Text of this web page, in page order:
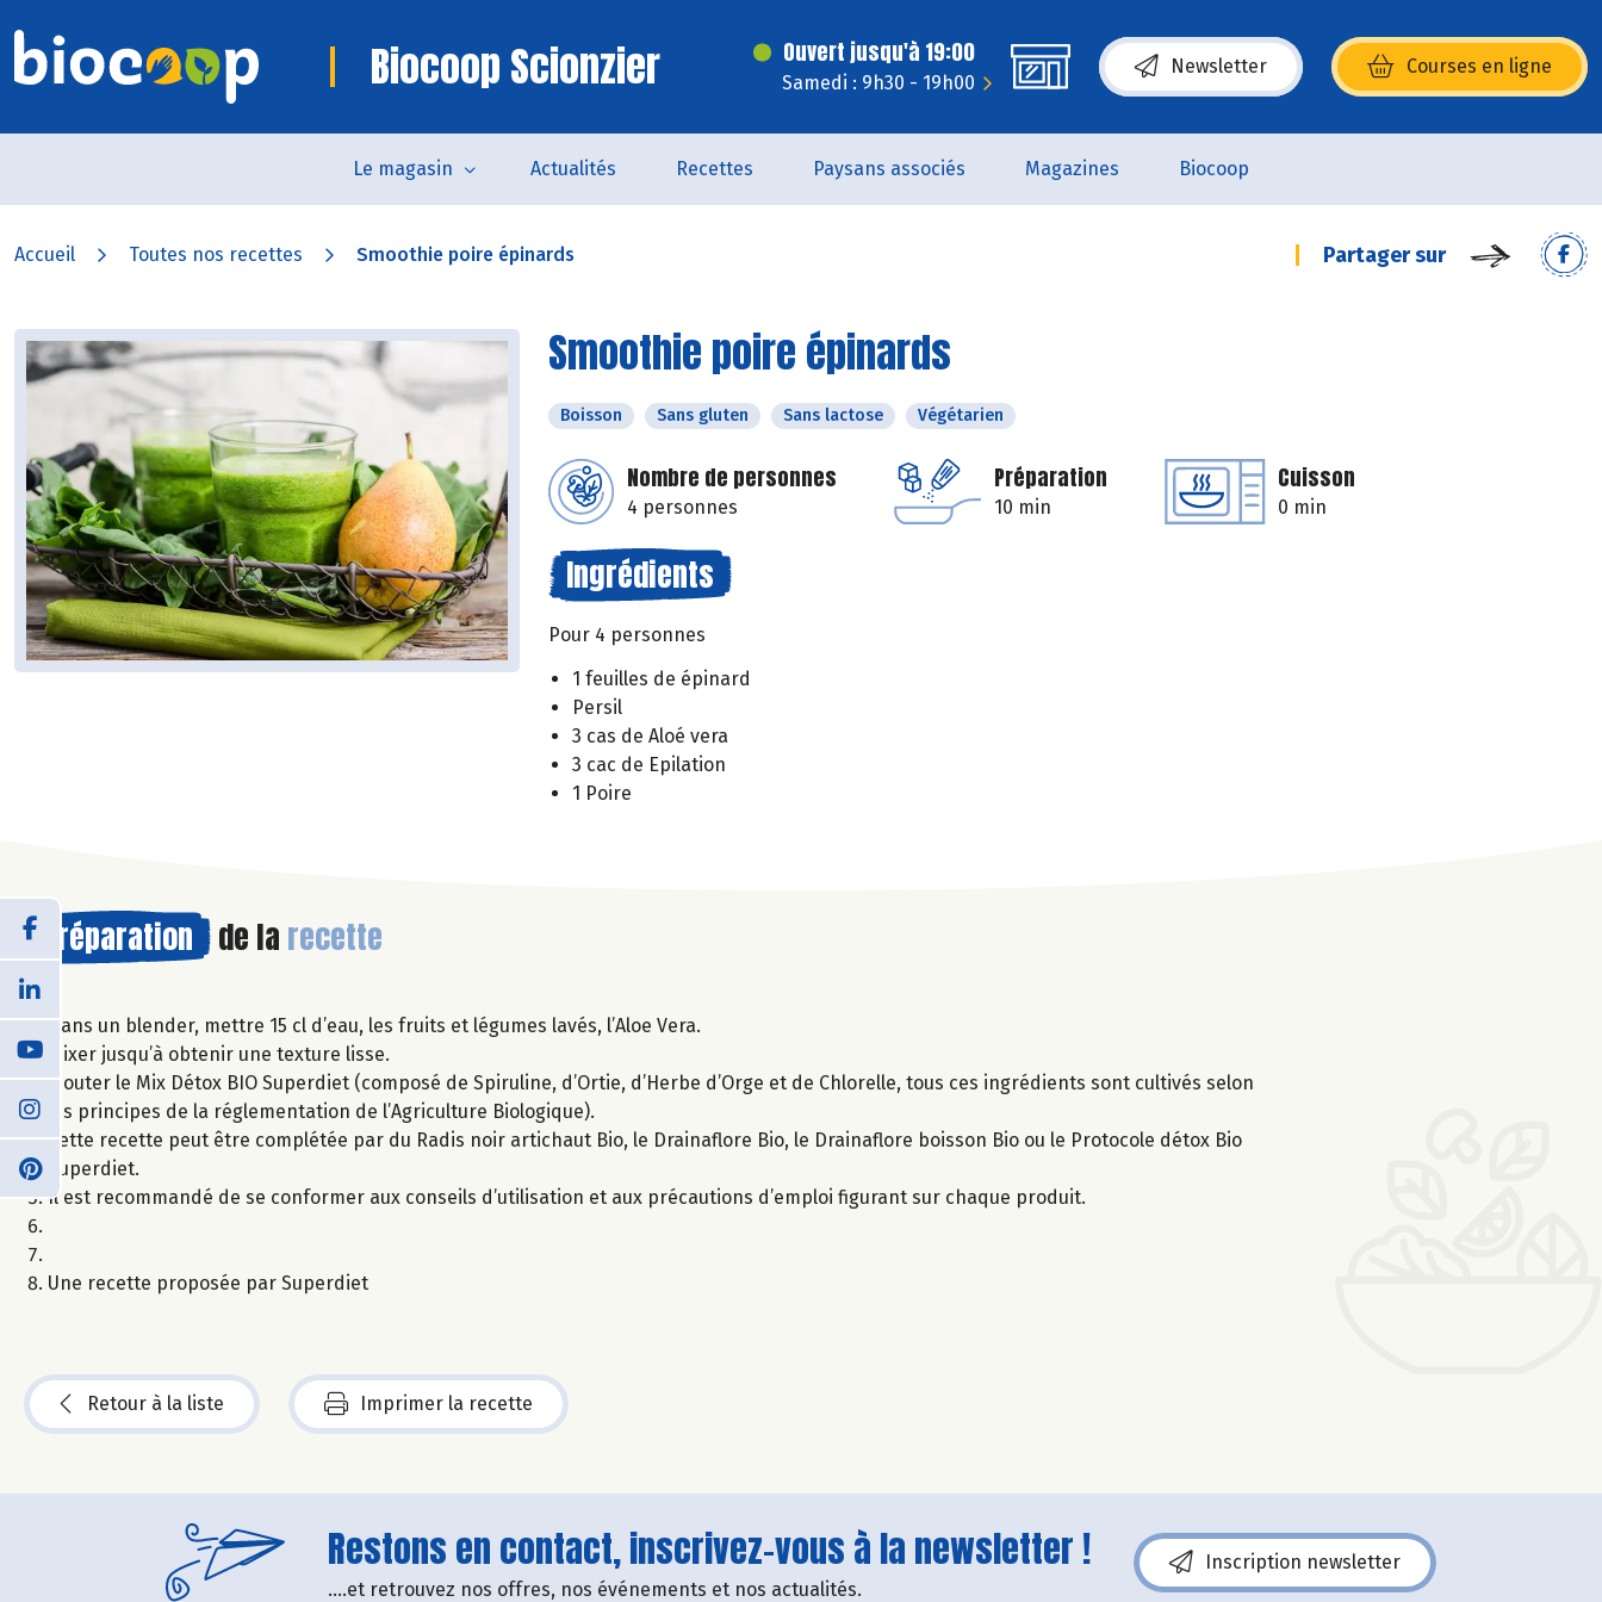
Biocoop Scionzier Ouvert jusqu'à 19:00
Samedi : 9h30 - 19h00
Newsletter Courses en ligne
(s’ouvre dans une nouvelle fenêtre)
Le magasin Actualités Recettes Paysans associés Magazines Biocoop
Accueil Toutes nos recettes Smoothie poire épinards Partager sur
Smoothie poire épinards
Boisson Sans gluten Sans lactose Végétarien
Nombre de personnes
4 personnes
Préparation
10 min
Cuisson
0 min
Ingrédients
Pour 4 personnes
1 feuilles de épinard
Persil
3 cas de Aloé vera
3 cac de Epilation
1 Poire
Préparation de la recette
Dans un blender, mettre 15 cl d’eau, les fruits et légumes lavés, l’Aloe Vera.
Mixer jusqu’à obtenir une texture lisse.
Ajouter le Mix Détox BIO Superdiet (composé de Spiruline, d’Ortie, d’Herbe d’Orge et de Chlorelle, tous ces ingrédients sont cultivés selon
les principes de la réglementation de l’Agriculture Biologique).
Cette recette peut être complétée par du Radis noir artichaut Bio, le Drainaflore Bio, le Drainaflore boisson Bio ou le Protocole détox Bio
Superdiet.
Il est recommandé de se conformer aux conseils d’utilisation et aux précautions d’emploi figurant sur chaque produit.
Une recette proposée par Superdiet
Retour à la liste Imprimer la recette
Restons en contact, inscrivez-vous à la newsletter !
....et retrouvez nos offres, nos événements et nos actualités.
Inscription newsletter